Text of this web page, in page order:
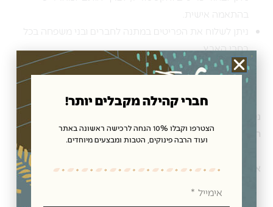
בהתאמה אישית.
ניתן לשלוח את הפריטים במתנה לחברים ובני משפחה בכל
רחבי הארץ.
חגיגיים בחנות תנובת כנרת בקיבוץ כנרת,
או בחנות האון ליין שלנו ולקבל במשלוח מהיר עד הבית.
חברי קהילה מקבלים יותר!
הצטרפו וקבלו 10% הנחה לרכישה ראשונה באתר
ועוד הרבה פינוקים, הטבות ומבצעים מיוחדים.